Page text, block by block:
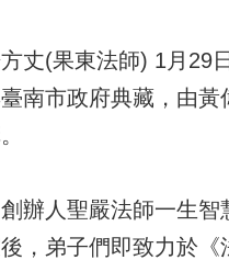
丈(果東法師) 1月29
南市政府典藏，由黃
辦人聖嚴法師一生
，弟子們即致力於